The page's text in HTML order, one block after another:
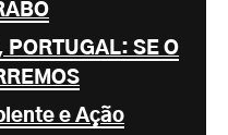
PORTUGAL: SE O
e Ação